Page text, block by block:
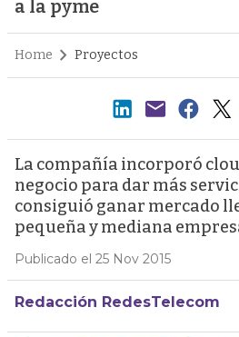
a la pyme
Home Proyectos
La compañía incorporó
negocio para dar más
consiguió ganar mercado
pequeña y mediana
Publicado el 25 Nov 2015
Redacción RedesTelecom